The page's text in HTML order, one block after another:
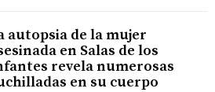
autopsia de la mujer
en Salas de los
revela numerosas
en su cuerpo